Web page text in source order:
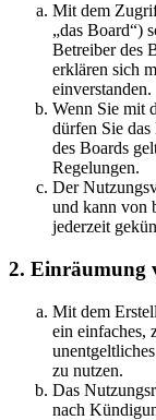
Mit dem
„das Board“)
Betreiber des
erklären sich
einverstanden.
Wenn Sie mit
dürfen Sie
des Boards
Regelungen.
Der
und kann von
jederzeit
2. Einräumung
Mit dem
ein einfaches,
zu nutzen.
Das
nach